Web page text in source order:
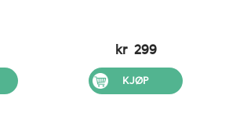
kr 299
KJØP